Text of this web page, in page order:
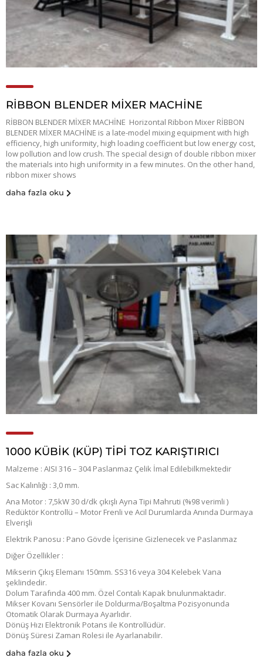
RİBBON BLENDER MİXER MACHİNE
RİBBON BLENDER MİXER MACHİNE Horizontal Ribbon Mixer RİBBON
BLENDER MİXER MACHİNE is a late-model mixing equipment with high
efficiency, high uniformity, high loading coefficient but low energy cost,
low pollution and low crush. The special design of double ribbon mixer
the materials into high uniformity in a few minutes. On the other hand,
ribbon mixer shows
daha fazla oku
1000 KÜBİK (KÜP) TİPİ TOZ KARIŞTIRICI
Malzeme : AISI 316 – 304 Paslanmaz Çelik İmal Edilebilkmektedir
Sac Kalınlığı : 3,0 mm.
Ana Motor : 7,5kW 30 d/dk çıkışlı Ayna Tipi Mahruti (%98 verimli )
Redüktör Kontrollü – Motor Frenli ve Acil Durumlarda Anında Durmaya
Elverişli
Elektrik Panosu : Pano Gövde İçerisine Gizlenecek ve Paslanmaz
Diğer Özellikler :
Mikserin Çıkış Elemanı 150mm. SS316 veya 304 Kelebek Vana
şeklindedir.
Dolum Tarafında 400 mm. Özel Contalı Kapak bnulunmaktadır.
Mikser Kovanı Sensörler ile Doldurma/Boşaltma Pozisyonunda
Otomatik Olarak Durmaya Ayarlıdır.
Dönüş Hızı Elektronik Potans ile Kontrollüdür.
Dönüş Süresi Zaman Rolesi ile Ayarlanabilir.
daha fazla oku